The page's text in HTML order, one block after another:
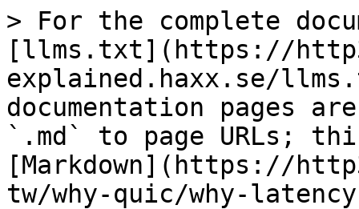
> For the complete
[llms.txt](https://
explained.haxx.se/
documentation pages
`.md` to page URLs;
[Markdown](https://
tw/why-quic/why-